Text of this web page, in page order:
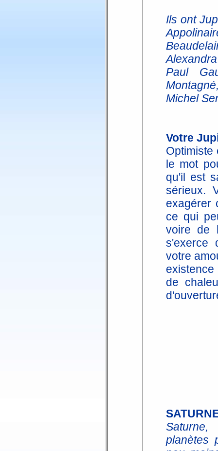
Ils ont
Paul
Michel
Votre
Optimiste
le mot
qu'il est
sérieux.
exagérer
ce qui
voire de
s'exerce
votre
de
planètes